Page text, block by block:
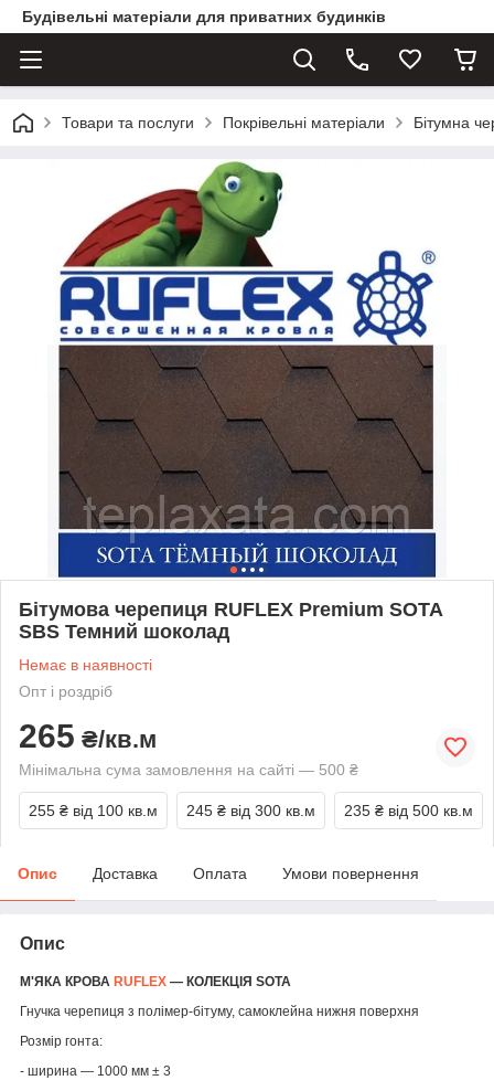
Будівельні матеріали для приватних будинків
Товари та послуги Покрівельні матеріали Бітумна
Бітумова черепиця RUFLEX Premium SOTA
SBS Темний шоколад
Немає в наявності
Опт і роздріб
265 ₴/кв.м
Мінімальна сума замовлення на сайті — 500 ₴
255 ₴ від 100 кв.м 245 ₴ від 300 кв.м 235 ₴ від 500 кв.м
Опис Доставка Оплата Умови повернення
Опис
М'ЯКА КРОВА RUFLEX — КОЛЕКЦІЯ SOTA
Гнучка черепиця з полімер-бітуму, самоклейна нижня поверхня
Розмір гонта:
- ширина — 1000 мм ± 3